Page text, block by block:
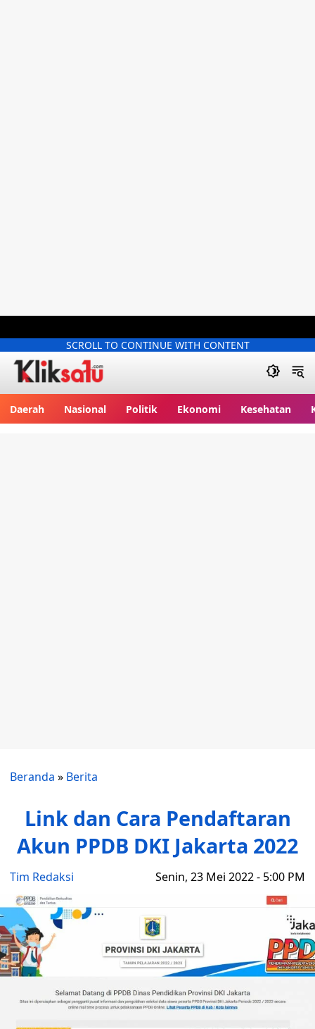
SCROLL TO CONTINUE WITH CONTENT
Daerah Nasional Politik Ekonomi Kesehatan
Beranda » Berita
Link dan Cara Pendaftaran
Akun PPDB DKI Jakarta 2022
Tim Redaksi Senin, 23 Mei 2022 - 5:00 PM